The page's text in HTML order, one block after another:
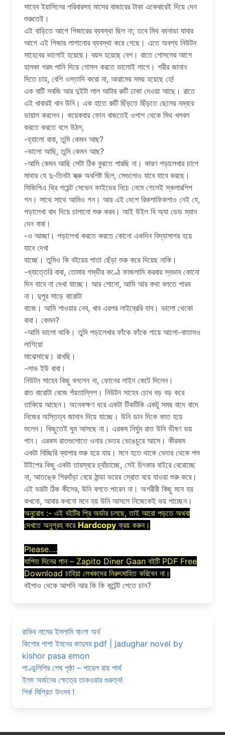
সাহেব ইয়াসিনের পরিবারসহ মাসের বাজারের টাকা একেবারেই দিয়ে দেন
শুরুতেই।
এই বাড়িতে আগে গিজারের ব্যবস্থা ছিল না; তবে মিথ কানাডা যাবার
আগে এই গিজার লাগানোর ব্যবস্থা করে গেছে। এতে অবশ্য নিউটন
সাহেবের ভালোই হয়েছে। বয়স হয়েছে বেশ। রাতে গোসলের আগে
হালকা গরম পানি দিয়ে গোসল করতে ভালোই লাগে। শরীর জানান
দিতে চায়, বেশি ওস্তাদি করো না, আরামের সময় হয়েছে হে!
এক বাটি সবজি আর দুইটা লাল আটার রুটি ঢাকা দেওয়া আছে। রাতে
এই খাবারই খান উনি। এক হাতে রুটি ছিঁড়তে ছিঁড়তে ছেলের নম্বরে
ডায়াল করলেন। কয়েকবার ফোন বাজতেই ওপাশ থেকে মিথ খলবল
করতে করতে বলে উঠল,
-হ্যালো বাবা, তুমি কেমন আছ?
-ভালো আছি, তুমি কেমন আছ?
-আমি কেমন আছি সেটা ঠিক বুঝতে পারছি না। কারণ পড়ালেখার চাপে
মাথার যে দু-তিনটা স্ক্রু অবশিষ্ট ছিল, সেগুলোও যাবে যাবে করছে।
সিজিপিএ থ্রি পয়েন্ট সেভেন ফাইভের নিচে নেমে গেলেই স্কলারশিপ
গন। সাথে সাথে আমিও গন। আর এই দেশে রিকশাফিকশাও নেই যে,
পড়ালেখা বাদ দিয়ে চালানো শুরু করব। আই উইল বি অ্যা ডেড ম্যান
দেন বাবা।
-ও আচ্ছা। পড়ালেখা করতে করতে কোনো একদিন বিদ্যাসাগর হয়ে
যাবে দেখা
যাচ্ছে। তুমিও কি বইয়ের পাতা ছেঁড়া শুরু করে দিয়েছ নাকি।
-ধ্যাত্তেরি বাবা, তোমার গম্ভীর কণ্ঠে ফাজলামি করবার স্বভাব কোনো
দিন যাবে না দেখা যাচ্ছে। আর শোনো, আমি আর কথা বলতে পারব
না। দুপুর সাড়ে বারোটা
বাজে। আমি শাওয়ার নেব, খাব এরপর লাইব্রেরি যাব। ভালো থেকো
বাবা। কেমন?
-আমি ভালো থাকি। তুমি পড়ালেখার ফাঁকে ফাঁকে গায়ে আলো-বাতাসও
লাগিয়ো
মাঝেসাঝে। রাখছি।
-লাভ ইউ বাবা।
নিউটন সাহেব কিছু বললেন না, ফোনের লাইন কেটে দিলেন।
রাত বারোটা বেজে পঁয়তাল্লিশ। নিউটন সাহেব চোখ বড় বড় করে
তাকিয়ে আছেন। অনেকক্ষণ ধরে একটা টিকটিকি একটু সময় বাদে বাদে
নিজের অস্তিত্ব জানান দিয়ে যাচ্ছে। উনি ডান দিকে কাত হয়ে
শুলেন। কিছুতেই ঘুম আসছে না। এরকম নির্ঘুম রাত উনি ভীষণ ভয়
পান। এরকম রাতগুলোতে ওনার ভেতর ভেঙেচুরে আসে। কীরকম
একটা বিচ্ছিরি ব্যাপার শুরু হয়ে যায়। মনে হতে থাকে ভেতর থেকে পশু
টাইপের কিছু একটা তারস্বরে চ্যাঁচাচ্ছে, সেই চিৎকার বাইরে বেরোচ্ছে
না, আতঙ্কে শিরদাঁড়া বেয়ে ঠান্ডা ভয়ের স্রোত বয়ে যাওয়া শুরু করে।
এই ভয়টা ঠিক কীসের, উনি বলতে পারেন না। অশরীরী কিছু মনে হয়
কখনো, আবার কখনো মনে হয় উনি আসলে নিজেকেই ভয় পাচ্ছেন।
অনুরোধ :- এই বইটির প্রি অর্ডার চলছে, তাই আরো পড়তে অথবা
দেখতে অনুগ্রহ করে Hardcopy ক্রয় করুন।
Please….
যাপিত দিনের গান – Zapito Diner Gaan বইটি PDF Free
Download চাহিয়া লেখকদের নিরুৎসাহিত করিবেন না।
বইপাও থেকে আপনি আর কি কি কন্টেন্ট পেতে চান?
রাকিব নামের ইসলামি বাংলা অর্থ
কিশোর পাশা ইমনের জাদুঘর pdf | jadughar novel by
kishor pasa emon
পাণ্ডুলিপির শেষ পৃষ্ঠা – পায়েল রায় পার্থ
ইলম অর্জনের ক্ষেত্রে তাকওয়ার গুরুত্ব!
শির্ক মিশ্রিত উৎসব !